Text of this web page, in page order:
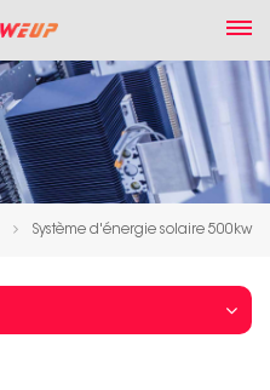
Système d'énergie solaire 500kw